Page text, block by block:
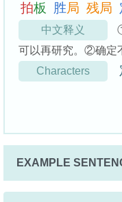
拍板 胜局 残局
中文释义
可以再研究。②确定
Characters
EXAMPLE